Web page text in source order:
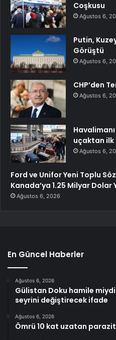
Coşkusu
Ağustos 6,
Putin,
Görüştü
Ağustos 6,
CHP’den
Ağustos 6,
uçaktan ilk
Ağustos 6,
Ford ve Unifor Yeni Toplu
Kanada’ya 1.25 Milyar Dolar
Ağustos 6, 2026
En Güncel Haberler
Ağustos 6, 2026
Gülistan Doku hamile
seyrini değiştirecek ifade
Ağustos 6, 2026
Ömrü 10 kat uzatan